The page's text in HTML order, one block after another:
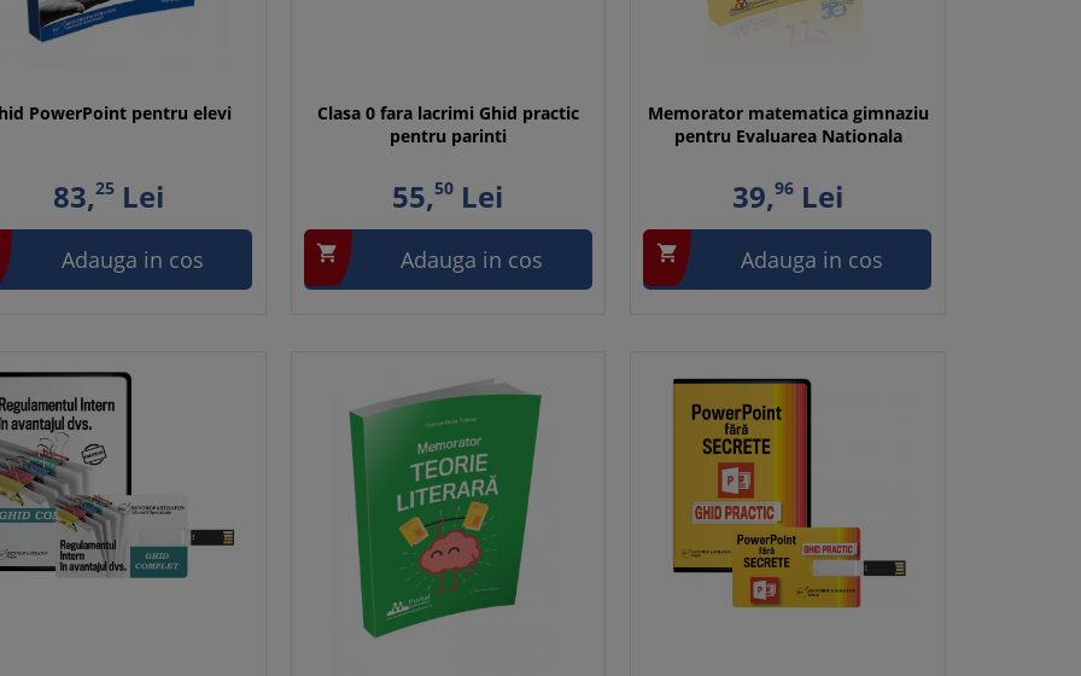
PowerPoint pentru elevi
83,25Lei
Adauga in cos
Clasa 0 fara lacrimi Ghid practic
pentru parinti
55,50 Lei
 Adauga in cos
Memorator matematica gimnaziu
pentru Evaluarea Nationala
39,96Lei
 Adauga in cos